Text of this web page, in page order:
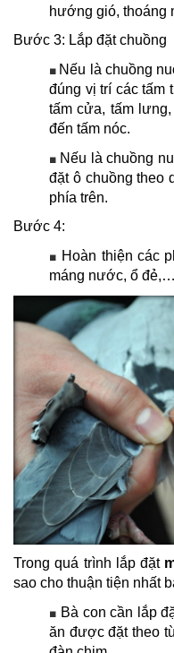
hướng gió, thoáng
Bước 3: Lắp đặt chuồng
■ Nếu là chuồng
đúng vị trí các tấm
tấm cửa, tấm
đến tấm nóc.
■ Nếu là chuồng
đặt ô chuồng theo
phía trên.
Bước 4:
■ Hoàn thiện các
máng nước, ổ đẻ,…
Trong quá trình lắp đặt
sao cho thuận tiện nhất
■ Bà con cần lắp
ăn được đặt theo